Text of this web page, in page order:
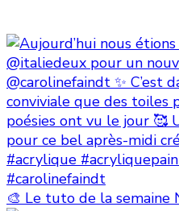
🎨 Le tuto de la semaine